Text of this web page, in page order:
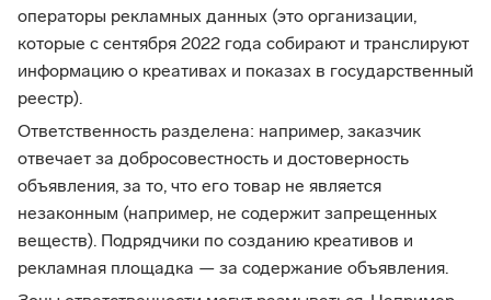
операторы рекламных данных (это организации,
которые с сентября 2022 года собирают и транслируют
информацию о креативах и показах в государственный
реестр).
Ответственность разделена: например, заказчик
отвечает за добросовестность и достоверность
объявления, за то, что его товар не является
незаконным (например, не содержит запрещенных
веществ). Подрядчики по созданию креативов и
рекламная площадка — за содержание объявления.